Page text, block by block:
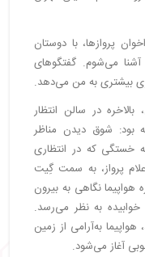
در سان
در ریزورت
متنوع در سان
آفریقای جنوبی
سندتان
پروازها، با دوستان
می‌شوم. گفتگوهای
بیشتری به من می‌دهد.
در سالن انتظار
بود: شوق دیدن مناظر
خستگی که در انتظاری
پرواز، به سمت گِیت
نگاهی به بیرون
خوابیده به نظر می‌رسد.
به‌آرامی از زمین
آغاز می‌شود.